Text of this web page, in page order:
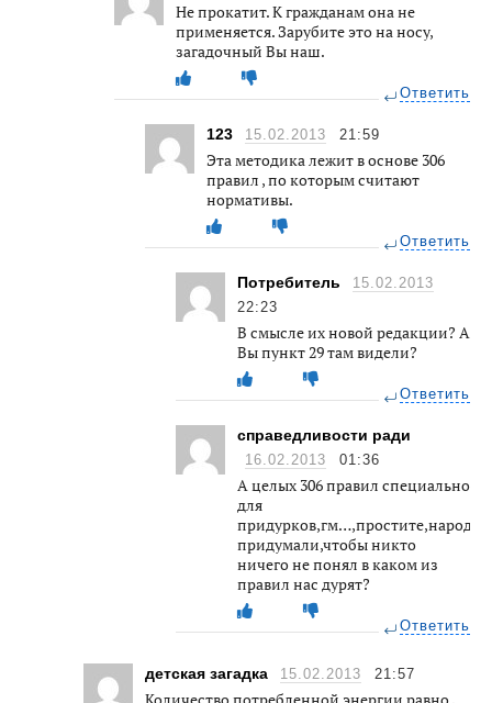
Не прокатит. К гражданам она не
применяется. Зарубите это на носу,
загадочный Вы наш.
Ответить
123 15.02.2013 21:59
Эта методика лежит в основе 306
правил , по которым считают
нормативы.
Ответить
Потребитель
15.02.2013
22:23
В смысле их новой редакции? А
Вы пункт 29 там видели?
Ответить
справедливости ради
16.02.2013 01:36
А целых 306 правил специально
для
придурков,гм…,простите,народа
придумали,чтобы никто
ничего не понял в каком из
правил нас дурят?
Ответить
детская загадка 15.02.2013 21:57